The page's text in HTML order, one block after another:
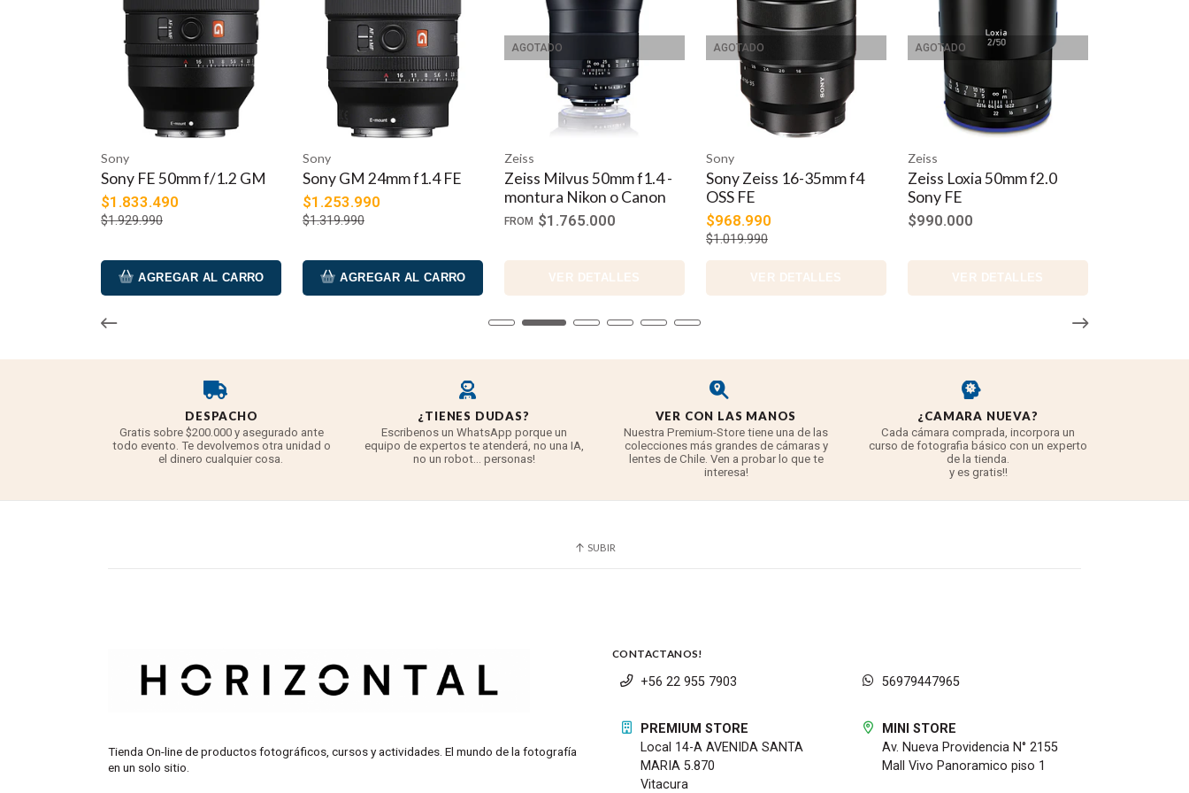
Sony
Sony FE 50mm f/1.2 GM
$1.833.490
$1.929.990
AGREGAR AL CARRO
Sony
Sony GM 24mm f1.4 FE
$1.253.990
$1.319.990
AGREGAR AL CARRO
AGOTADO
Zeiss
Zeiss Milvus 50mm f1.4 -
montura Nikon o Canon
FROM $1.765.000
VER DETALLES
AGOTADO
Sony
Sony Zeiss 16-35mm f4
OSS FE
$968.990
$1.019.990
VER DETALLES
AGOTADO
Zeiss
Zeiss Loxia 50mm f2.0
Sony FE
$990.000
VER DETALLES
DESPACHO
Gratis sobre $200.000 y asegurado ante
todo evento. Te devolvemos otra unidad o
el dinero cualquier cosa.
¿TIENES DUDAS?
Escribenos un WhatsApp porque un
equipo de expertos te atenderá, no una IA,
no un robot... personas!
VER CON LAS MANOS
Nuestra Premium-Store tiene una de las
colecciones más grandes de cámaras y
lentes de Chile. Ven a probar lo que te
interesa!
¿CAMARA NUEVA?
Cada cámara comprada, incorpora un
curso de fotografia básico con un experto
de la tienda.
y es gratis!!
SUBIR
Tienda On-line de productos fotográficos, cursos y actividades. El mundo de la fotografía
en un solo sitio.
CONTACTANOS!
+56 22 955 7903 56979447965
PREMIUM STORE
Local 14-A AVENIDA SANTA
MARIA 5.870
Vitacura
MINI STORE
Av. Nueva Providencia N° 2155
Mall Vivo Panoramico piso 1